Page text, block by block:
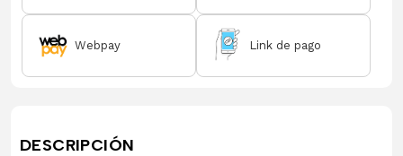
Webpay Link de pago
DESCRIPCIÓN